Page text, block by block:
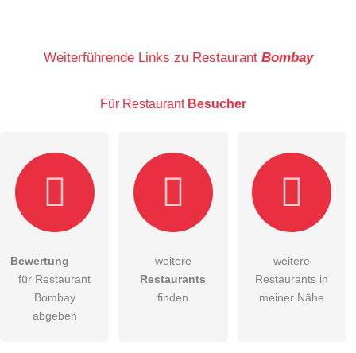
E-Mail-Adresse (wird nicht veröffentlicht)
Hiermit akzeptiere ich dieAGB
Datenschutzerklärung habe ich zur Kenntnis genommen.
Weiterführende Links zu Restaurant Bombay
Für Restaurant Besucher
Bewertung
für Restaurant
Bombay
abgeben
weitere
Restaurants
finden
weitere
Restaurants in
meiner Nähe